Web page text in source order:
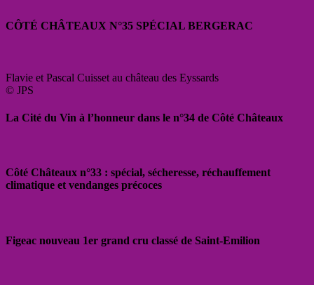
CÔTÉ CHÂTEAUX N°35 SPÉCIAL BERGERAC
Flavie et Pascal Cuisset au château des Eyssards
© JPS
La Cité du Vin à l’honneur dans le n°34 de Côté Châteaux
Côté Châteaux n°33 : spécial, sécheresse, réchauffement
climatique et vendanges précoces
Figeac nouveau 1er grand cru classé de Saint-Emilion